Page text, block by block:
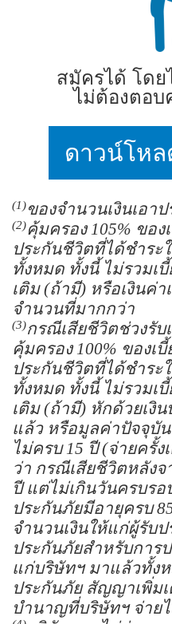
สมัครได้ โดย
ไม่ต้องตอ
ดาวน์โห
(1)ของจำนวนเงินเอา
(2)คุ้มครอง 105% ขอ
ประกันชีวิตที่ได้ชำระ
ทั้งหมด ทั้งนี้ ไม่รวมเ
เติม (ถ้ามี) หรือเงินค่
จำนวนที่มากกว่า
(3)กรณีเสียชีวิตช่วงรับ
คุ้มครอง 100% ของเ
ประกันชีวิตที่ได้ชำระ
ทั้งหมด ทั้งนี้ ไม่รวมเ
เติม (ถ้ามี) หักด้วยเงิ
แล้ว หรือมูลค่าปัจจุบั
ไม่ครบ 15 ปี (จ่ายครั้
ว่า กรณีเสียชีวิตหลังจ
ปี แต่ไม่เกินวันครบรอ
ประกันภัยมีอายุครบ
จำนวนเงินให้แก่ผู้รับป
ประกันภัยสำหรับการ
แก่บริษัทฯ มาแล้วทั้ง
ประกันภัย สัญญาเพิ่ม
บำนาญที่บริษัทฯ จ่าย